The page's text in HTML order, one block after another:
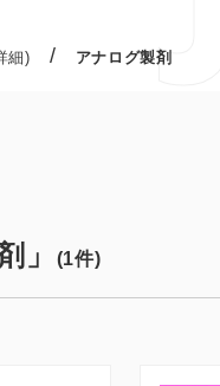
細) / アナログ製剤
」 (1件)